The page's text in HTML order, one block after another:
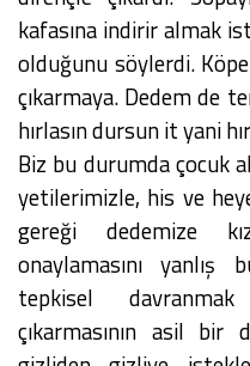
kafasına indirir almak
olduğunu söylerdi.
çıkarmaya. Dedem de
hırlasın dursun it yani
Biz bu durumda çocuk
yetilerimizle, his ve
gereği dedemize
onaylamasını
tepkisel
çıkarmasının asil bir